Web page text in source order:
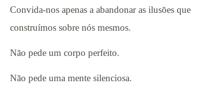
Convida-nos apenas a abandonar as ilusões que
construímos sobre nós mesmos.
Não pede um corpo perfeito.
Não pede uma mente silenciosa.